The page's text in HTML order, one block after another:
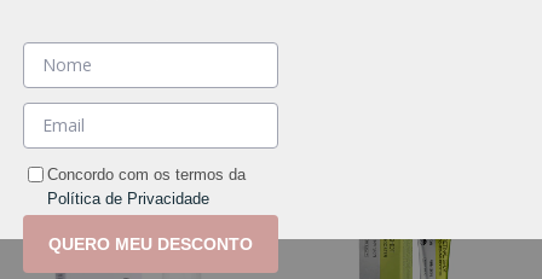
Filtrar
Concordo com os termos da
Política de Privacidade
QUERO MEU DESCONTO